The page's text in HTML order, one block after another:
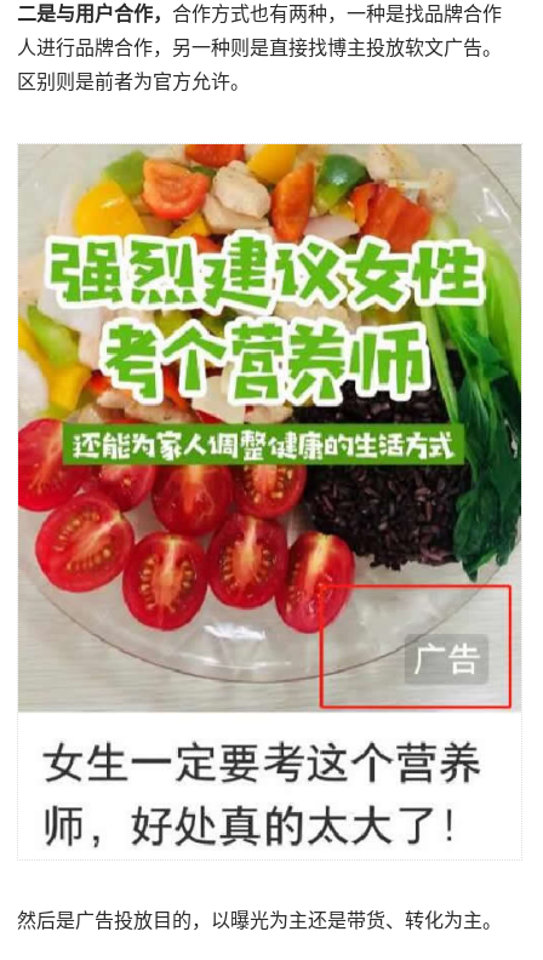
二是与用户合作，合作方式也有两种，一种是找品牌合作
人进行品牌合作，另一种则是直接找博主投放软文广告。
区别则是前者为官方允许。
然后是广告投放目的，以曝光为主还是带货、转化为主。